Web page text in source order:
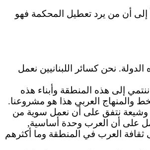
إلى أن من يرد تعطيل المحكمة فهو
الدولة. نحن كسائر اللبنانيين نعمل
إلى هذه المنطقة وأبناء هذه
العربي هذا هو مشروعنا.
وشيعة نتفق على أن نعمل سوية من
على أن العرب وحدة أساسية,
العرب في المنطقة وما أكثرهم